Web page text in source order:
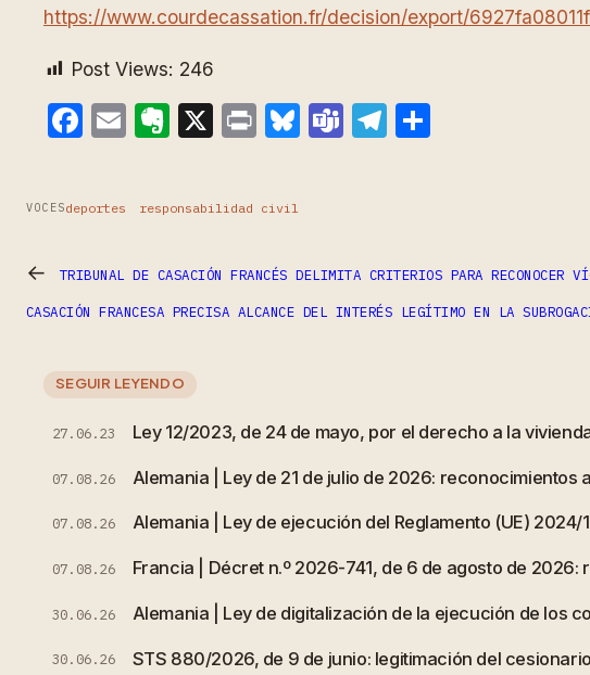
https://www.courdecassation.fr/decision/export/
Post Views: 246
Facebook
EmailEvernote
X PrintBluesky
TeamsTelegram
VOCESdeportes responsabilidad civil
← TRIBUNAL DE CASACIÓN FRANCÉS DELIMITA CRITERIOS PARA RECONOCER
CASACIÓN FRANCESA PRECISA ALCANCE DEL INTERÉS LEGÍTIMO EN LA
SEGUIR LEYENDO
27.06.23 Ley 12/2023, de 24 de mayo, por el derecho a la
07.08.26 Alemania | Ley de 21 de julio de 2026:
07.08.26 Alemania | Ley de ejecución del Reglamento (UE) 2024/
07.08.26 Francia | Décret n.º 2026-741, de 6 de agosto de
30.06.26 Alemania | Ley de digitalización de la ejecución de los
30.06.26 STS 880/2026, de 9 de junio: legitimación del